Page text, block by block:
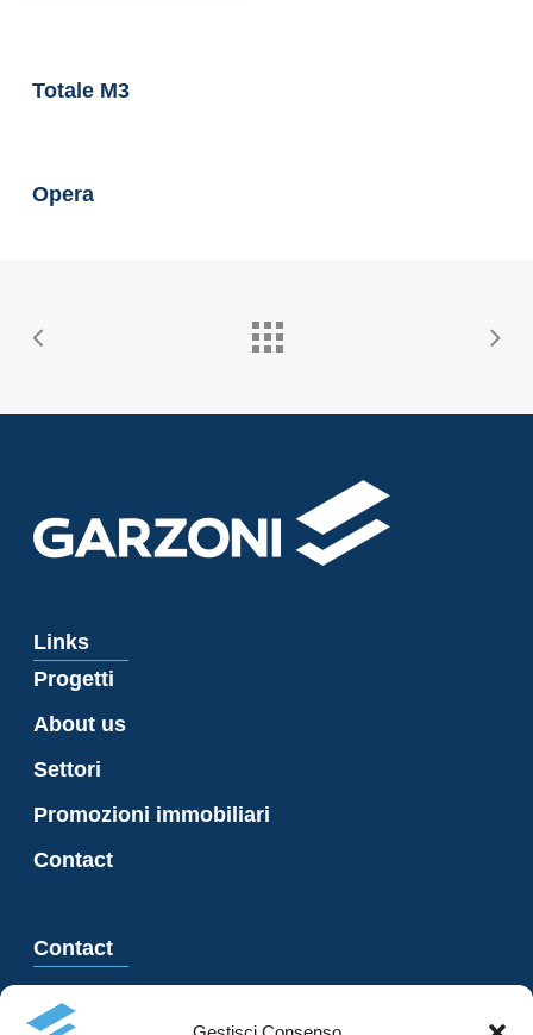
Totale M3
Opera
Links
Progetti
About us
Settori
Promozioni immobiliari
Contact
Contact
Via Besso 23, 6900 Lugano